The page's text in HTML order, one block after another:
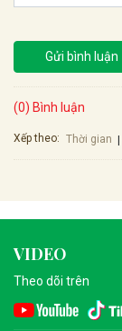
Gửi bình luận
(0) Bình luận
Xếp theo: Thời gian
VIDEO
Theo dõi trên